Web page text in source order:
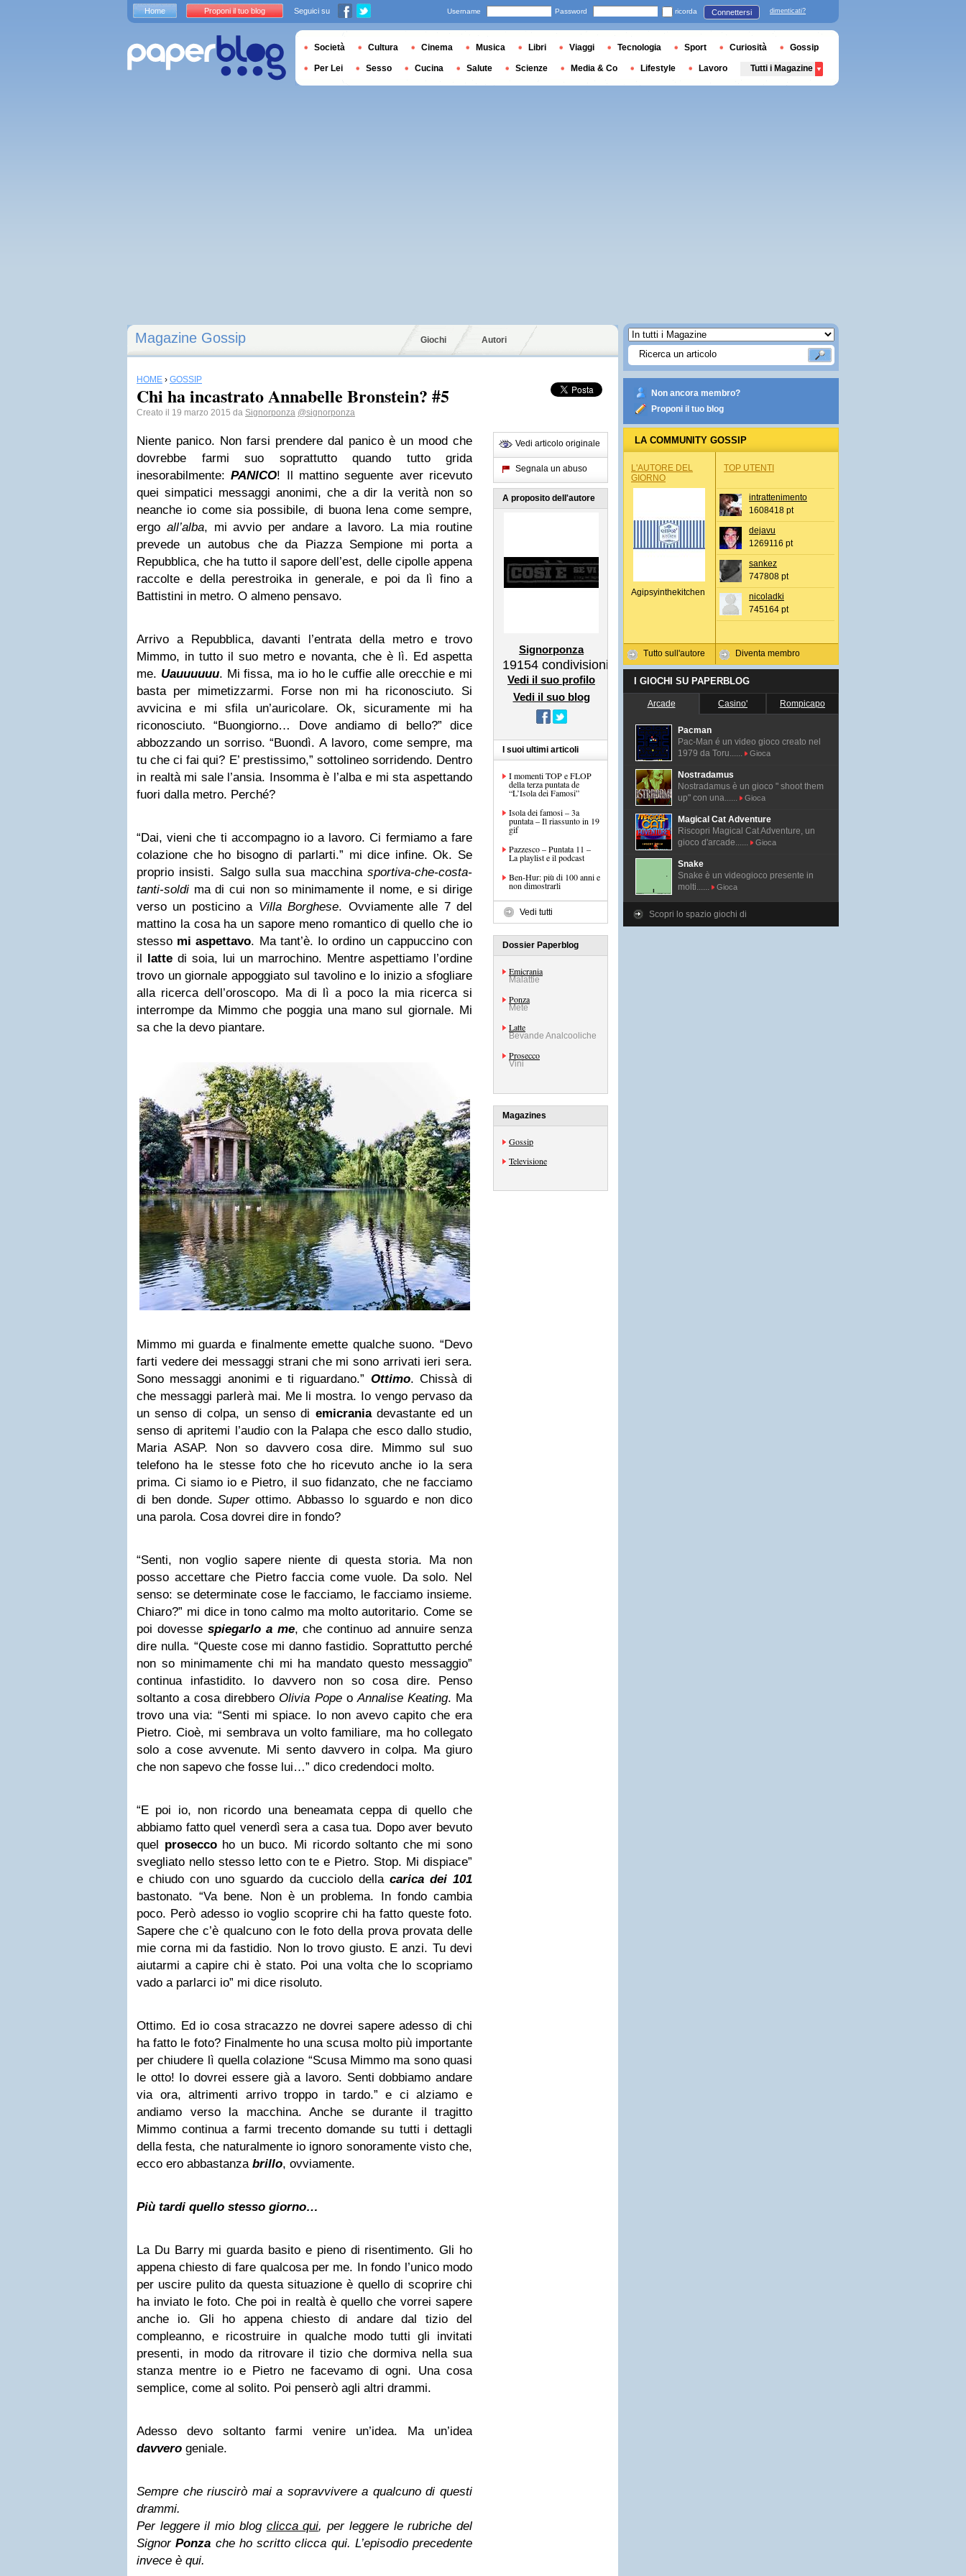
Magazine Gossip Giochi Autori
HOME › GOSSIP
Chi ha incastrato Annabelle Bronstein? #5
Creato il 19 marzo 2015 da Signorponza @signorponza
Niente panico. Non farsi prendere dal panico è un mood che
dovrebbe farmi suo soprattutto quando tutto grida
inesorabilmente:PANICO! Il mattino seguente aver ricevuto
quei simpatici messaggi anonimi, che a dir la verità non so
neanche io come sia possibile, di buona lena come sempre,
ergo all’alba, mi avvio per andare a lavoro. La mia routine
prevede un autobus che da Piazza Sempione mi porta a
Repubblica, che ha tutto il sapore dell’est, delle cipolle appena
raccolte e della perestroika in generale, e poi da lì fino a
Battistini in metro. O almeno pensavo.
Arrivo a Repubblica, davanti l’entrata della metro e trovo
Mimmo, in tutto il suo metro e novanta, che è lì. Ed aspetta
me. Uauuuuuu. Mi fissa, ma io ho le cuffie alle orecchie e mi
basta per mimetizzarmi. Forse non mi ha riconosciuto. Si
avvicina e mi sfila un’auricolare. Ok, sicuramente mi ha
riconosciuto. “Buongiorno… Dove andiamo di bello?” dice
abbozzando un sorriso. “Buondì. A lavoro, come sempre, ma
tu che ci fai qui? E’ prestissimo,” sottolineo sorridendo. Dentro
in realtà mi sale l’ansia. Insomma è l’alba e mi sta aspettando
fuori dalla metro. Perché?
“Dai, vieni che ti accompagno io a lavoro. Ci fermiamo a fare
colazione che ho bisogno di parlarti.” mi dice infine. Ok. Se
proprio insisti. Salgo sulla sua macchina sportiva-che-costa-
tanti-soldi ma di cui non so minimamente il nome, e si dirige
verso un posticino a Villa Borghese. Ovviamente alle 7 del
mattino la cosa ha un sapore meno romantico di quello che io
stesso mi aspettavo. Ma tant’è. Io ordino un cappuccino con
il latte di soia, lui un marrochino. Mentre aspettiamo l’ordine
trovo un giornale appoggiato sul tavolino e lo inizio a sfogliare
alla ricerca dell’oroscopo. Ma di lì a poco la mia ricerca si
interrompe da Mimmo che poggia una mano sul giornale. Mi
sa che la devo piantare.
Mimmo mi guarda e finalmente emette qualche suono. “Devo
farti vedere dei messaggi strani che mi sono arrivati ieri sera.
Sono messaggi anonimi e ti riguardano.” Ottimo. Chissà di
che messaggi parlerà mai. Me li mostra. Io vengo pervaso da
un senso di colpa, un senso di emicraniadevastante ed un
senso di apritemi l’audio con la Palapa che esco dallo studio,
Maria ASAP. Non so davvero cosa dire. Mimmo sul suo
telefono ha le stesse foto che ho ricevuto anche io la sera
prima. Ci siamo io e Pietro, il suo fidanzato, che ne facciamo
di ben donde.Superottimo. Abbasso lo sguardo e non dico
una parola. Cosa dovrei dire in fondo?
“Senti, non voglio sapere niente di questa storia. Ma non
posso accettare che Pietro faccia come vuole. Da solo. Nel
senso: se determinate cose le facciamo, le facciamo insieme.
Chiaro?” mi dice in tono calmo ma molto autoritario. Come se
poi dovesse spiegarlo a me, che continuo ad annuire senza
dire nulla. “Queste cose mi danno fastidio. Soprattutto perché
non so minimamente chi mi ha mandato questo messaggio”
continua infastidito. Io davvero non so cosa dire. Penso
soltanto a cosa direbbero Olivia PopeoAnnalise Keating. Ma
trovo una via: “Senti mi spiace. Io non avevo capito che era
Pietro. Cioè, mi sembrava un volto familiare, ma ho collegato
solo a cose avvenute. Mi sento davvero in colpa. Ma giuro
che non sapevo che fosse lui…” dico credendoci molto.
“E poi io, non ricordo una beneamata ceppa di quello che
abbiamo fatto quel venerdì sera a casa tua. Dopo aver bevuto
quel proseccoho un buco. Mi ricordo soltanto che mi sono
svegliato nello stesso letto con te e Pietro. Stop. Mi dispiace”
e chiudo con uno sguardo da cucciolo della carica dei 101
bastonato. “Va bene. Non è un problema. In fondo cambia
poco. Però adesso io voglio scoprire chi ha fatto queste foto.
Sapere che c’è qualcuno con le foto della prova provata delle
mie corna mi da fastidio. Non lo trovo giusto. E anzi. Tu devi
aiutarmi a capire chi è stato. Poi una volta che lo scopriamo
vado a parlarci io” mi dice risoluto.
Ottimo. Ed io cosa stracazzo ne dovrei sapere adesso di chi
ha fatto le foto? Finalmente ho una scusa molto più importante
per chiudere lì quella colazione “Scusa Mimmo ma sono quasi
le otto! Io dovrei essere già a lavoro. Senti dobbiamo andare
via ora, altrimenti arrivo troppo in tardo.” e ci alziamo e
andiamo verso la macchina. Anche se durante il tragitto
Mimmo continua a farmi trecento domande su tutti i dettagli
della festa, che naturalmente io ignoro sonoramente visto che,
ecco ero abbastanza brillo, ovviamente.
Più tardi quello stesso giorno…
La Du Barry mi guarda basito e pieno di risentimento. Gli ho
appena chiesto di fare qualcosa per me. In fondo l’unico modo
per uscire pulito da questa situazione è quello di scoprire chi
ha inviato le foto. Che poi in realtà è quello che vorrei sapere
anche io. Gli ho appena chiesto di andare dal tizio del
compleanno, e ricostruire in qualche modo tutti gli invitati
presenti, in modo da ritrovare il tizio che dormiva nella sua
stanza mentre io e Pietro ne facevamo di ogni. Una cosa
semplice, come al solito. Poi penserò agli altri drammi.
Adesso devo soltanto farmi venire un’idea. Ma un’idea
davvero geniale.
Sempre che riuscirò mai a sopravvivere a qualcuno di questi
drammi.
Per leggere il mio blog clicca qui, per leggere le rubriche del
SignorPonza che ho scritto clicca qui. L’episodio precedente
invece è qui.
Vedi articolo originale
Segnala un abuso
A proposito dell'autore
Signorponza
19154 condivisioni
Vedi il suo profilo
Vedi il suo blog
I suoi ultimi articoli
I momenti TOP e FLOP
della terza puntata de
“L’Isola dei Famosi”
Isola dei famosi – 3a
puntata – Il riassunto in 19
gif
Pazzesco – Puntata 11 –
La playlist e il podcast
Ben-Hur: più di 100 anni e
non dimostrarli
Vedi tutti
Dossier Paperblog
Emicrania
Malattie
Ponza
Mete
Latte
Bevande Analcooliche
Prosecco
Vini
Magazines
Gossip
Televisione
Non ancora membro?
Proponi il tuo blog
LA COMMUNITY GOSSIP
L'AUTORE DEL
GIORNO
Agipsyinthekitchen
Tutto sull'autore
TOP UTENTI
intrattenimento
1608418 pt
dejavu
1269116 pt
sankez
747808 pt
nicoladki
745164 pt
Diventa membro
I GIOCHI SU PAPERBLOG
Arcade Casino' Rompicapo
Pacman
Pac-Man é un video gioco creato nel
1979 da Toru......
Gioca
Nostradamus
Nostradamus è un gioco " shoot them
up" con una......
Gioca
Magical Cat Adventure
Riscopri Magical Cat Adventure, un
gioco d'arcade......
Gioca
Snake
Snake è un videogioco presente in
molti......
Gioca
Scopri lo spazio giochi di
Home Proponi il tuo blog Seguici su Username Password ricorda Connettersi dimenticati?
Società Cultura Cinema Musica Libri Viaggi Tecnologia Sport Curiosità Gossip
Per Lei Sesso Cucina Salute Scienze Media & Co Lifestyle Lavoro Tutti i Magazine